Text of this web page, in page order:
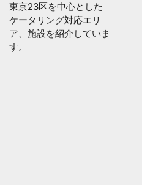
東京23区を中心とした
ケータリング対応エリ
ア、施設を紹介していま
す。